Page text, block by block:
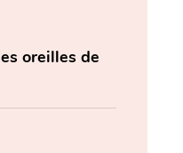
oreilles de